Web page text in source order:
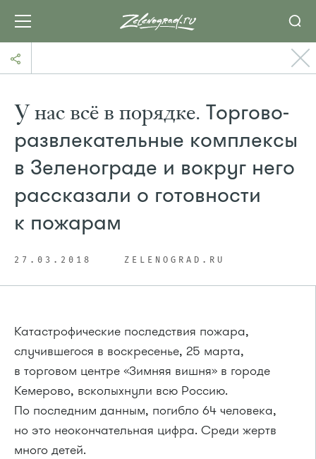
У нас всё в порядке. Торгово-
развлекательные комплексы
в Зеленограде и вокруг него
рассказали о готовности
к пожарам
27.03.2018 ZELENOGRAD.RU
Катастрофические последствия пожара,
случившегося в воскресенье, 25 марта,
в торговом центре «Зимняя вишня» в городе
Кемерово, всколыхнули всю Россию.
По последним данным, погибло 64 человека,
но это неокончательная цифра. Среди жертв
много детей.